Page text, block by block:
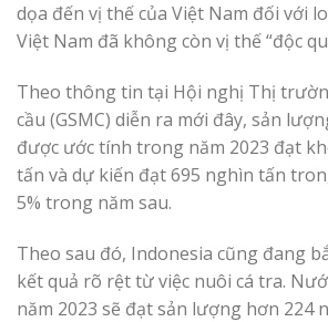
dọa đến vị thế của Việt Nam đối với
Việt Nam đã không còn vị thế “độc
Theo thông tin tại Hội nghị Thị
cầu (GSMC) diễn ra mới đây, sản
được ước tính trong năm 2023 đạt
tấn và dự kiến đạt 695 nghìn tấn
5% trong năm sau.
Theo sau đó, Indonesia cũng đang
kết quả rõ rệt từ việc nuôi cá tra.
năm 2023 sẽ đạt sản lượng hơn 224